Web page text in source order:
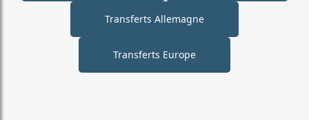
Transferts Allemagne
Transferts Europe